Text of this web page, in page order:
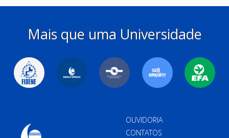
Mais que uma Universidade
OUVIDORIA
CONTATOS